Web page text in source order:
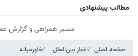
مطالب پیشنهادی
مسیر همراهی و گزارش
صفحه اصلی اخبار بین‌الملل خاورمیانه